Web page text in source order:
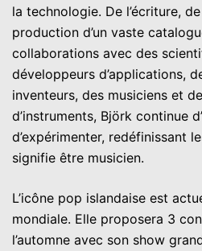
la technologie. De l’écriture,
production d’un vaste
collaborations avec des
développeurs d’applications,
inventeurs, des musiciens et
d’instruments, Björk continue
d’expérimenter, redéfinissant
signifie être musicien.
L’icône pop islandaise est
mondiale. Elle proposera 3
l’automne avec son show